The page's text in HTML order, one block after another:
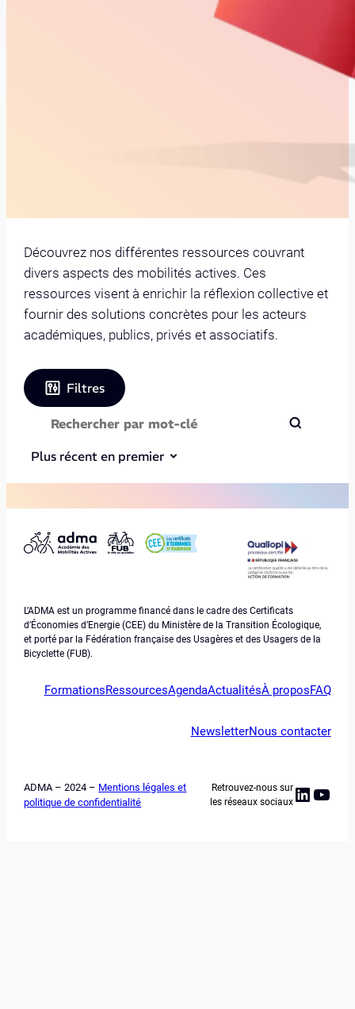
Découvrez nos différentes ressources couvrant
divers aspects des mobilités actives. Ces
ressources visent à enrichir la réflexion collective et
fournir des solutions concrètes pour les acteurs
académiques, publics, privés et associatifs.
Filtres
Plus récent en premier
L’ADMA est un programme financé dans le cadre des Certificats
d’Économies d’Energie (CEE) du Ministère de la Transition Écologique,
et porté par la Fédération française des Usagères et des Usagers de la
Bicyclette (FUB).
FormationsRessourcesAgendaActualitésÀ proposFAQ
NewsletterNous contacter
ADMA – 2024 – Mentions légales et
politique de confidentialité
Retrouvez-nous sur
les réseaux sociaux